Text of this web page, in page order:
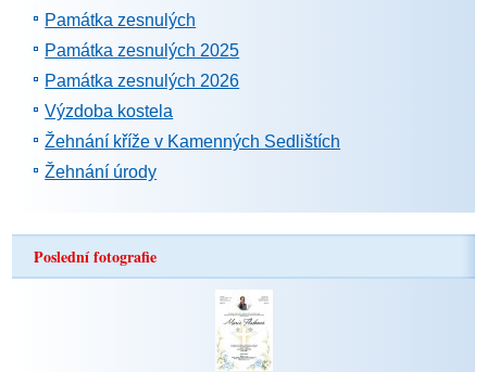
Památka zesnulých
Památka zesnulých 2025
Památka zesnulých 2026
Výzdoba kostela
Žehnání kříže v Kamenných Sedlištích
Žehnání úrody
Poslední fotografie